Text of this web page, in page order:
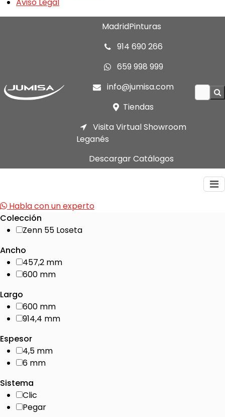
MadridPinturas
914 690 266
659 998 999
info@jumisa.com
Tiendas
Visita Virtual Showroom
Leganés
Descargar Catálogos
Habla con un experto
Colección
Zenn 55 Loseta
Ancho
457,2 mm
600 mm
Largo
600 mm
914,4 mm
Espesor
4,5 mm
6 mm
Sistema
Clic
Pegar